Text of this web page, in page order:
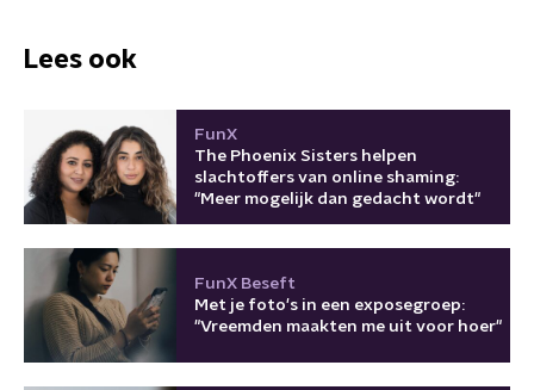
Lees ook
FunX
The Phoenix Sisters helpen
slachtoffers van online shaming:
"Meer mogelijk dan gedacht wordt"
FunX Beseft
Met je foto's in een exposegroep:
"Vreemden maakten me uit voor hoer"